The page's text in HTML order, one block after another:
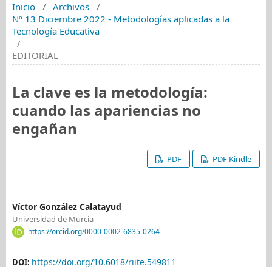
Inicio / Archivos /
Nº 13 Diciembre 2022 - Metodologías aplicadas a la
Tecnología Educativa
/
EDITORIAL
La clave es la metodología:
cuando las apariencias no
engañan
PDF PDF Kindle
Víctor González Calatayud
Universidad de Murcia
https://orcid.org/0000-0002-6835-0264
DOI: https://doi.org/10.6018/riite.549811